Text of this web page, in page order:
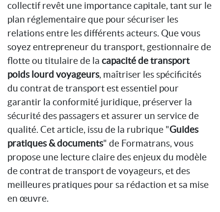
collectif revêt une importance capitale, tant sur le
plan réglementaire que pour sécuriser les
relations entre les différents acteurs. Que vous
soyez entrepreneur du transport, gestionnaire de
flotte ou titulaire de la capacité de transport
poids lourd voyageurs, maîtriser les spécificités
du contrat de transport est essentiel pour
garantir la conformité juridique, préserver la
sécurité des passagers et assurer un service de
qualité. Cet article, issu de la rubrique "Guides
pratiques & documents" de Formatrans, vous
propose une lecture claire des enjeux du modèle
de contrat de transport de voyageurs, et des
meilleures pratiques pour sa rédaction et sa mise
en œuvre.